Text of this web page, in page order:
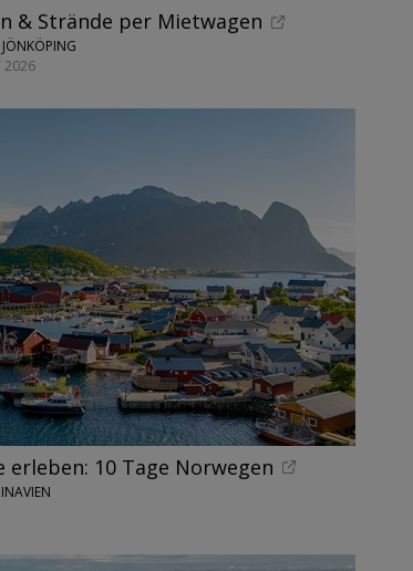
& Strände per Mietwagen
JÖNKÖPING
2026
10 Tage Norwegen